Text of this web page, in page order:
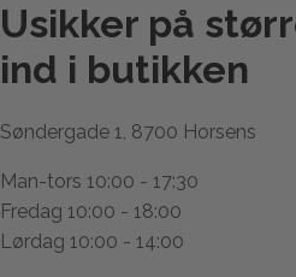
Usikker på
ind i butikken
Søndergade 1, 8700 Horsens
Man-tors 10:00 - 17:30
Fredag 10:00 - 18:00
Lørdag 10:00 - 14:00